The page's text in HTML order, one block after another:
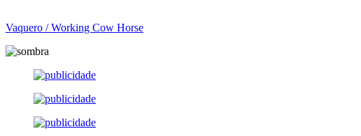
Vaquero / Working Cow Horse